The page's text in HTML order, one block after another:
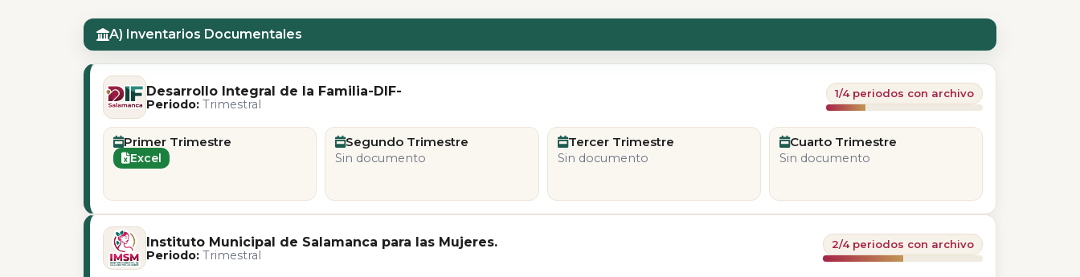
A) Inventarios Documentales
Desarrollo Integral de la Familia-DIF-
Periodo: Trimestral
1/4 periodos con archivo
Primer Trimestre
Excel
Segundo Trimestre
Sin documento
Tercer Trimestre
Sin documento
Cuarto Trimestre
Sin documento
Instituto Municipal de Salamanca para las Mujeres.
Periodo: Trimestral
2/4 periodos con archivo